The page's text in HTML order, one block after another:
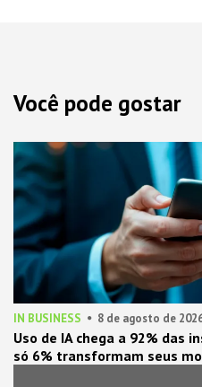
Você pode gostar
IN BUSINESS 8 de agosto de
Uso de IA chega a 92% das
só 6% transformam seus